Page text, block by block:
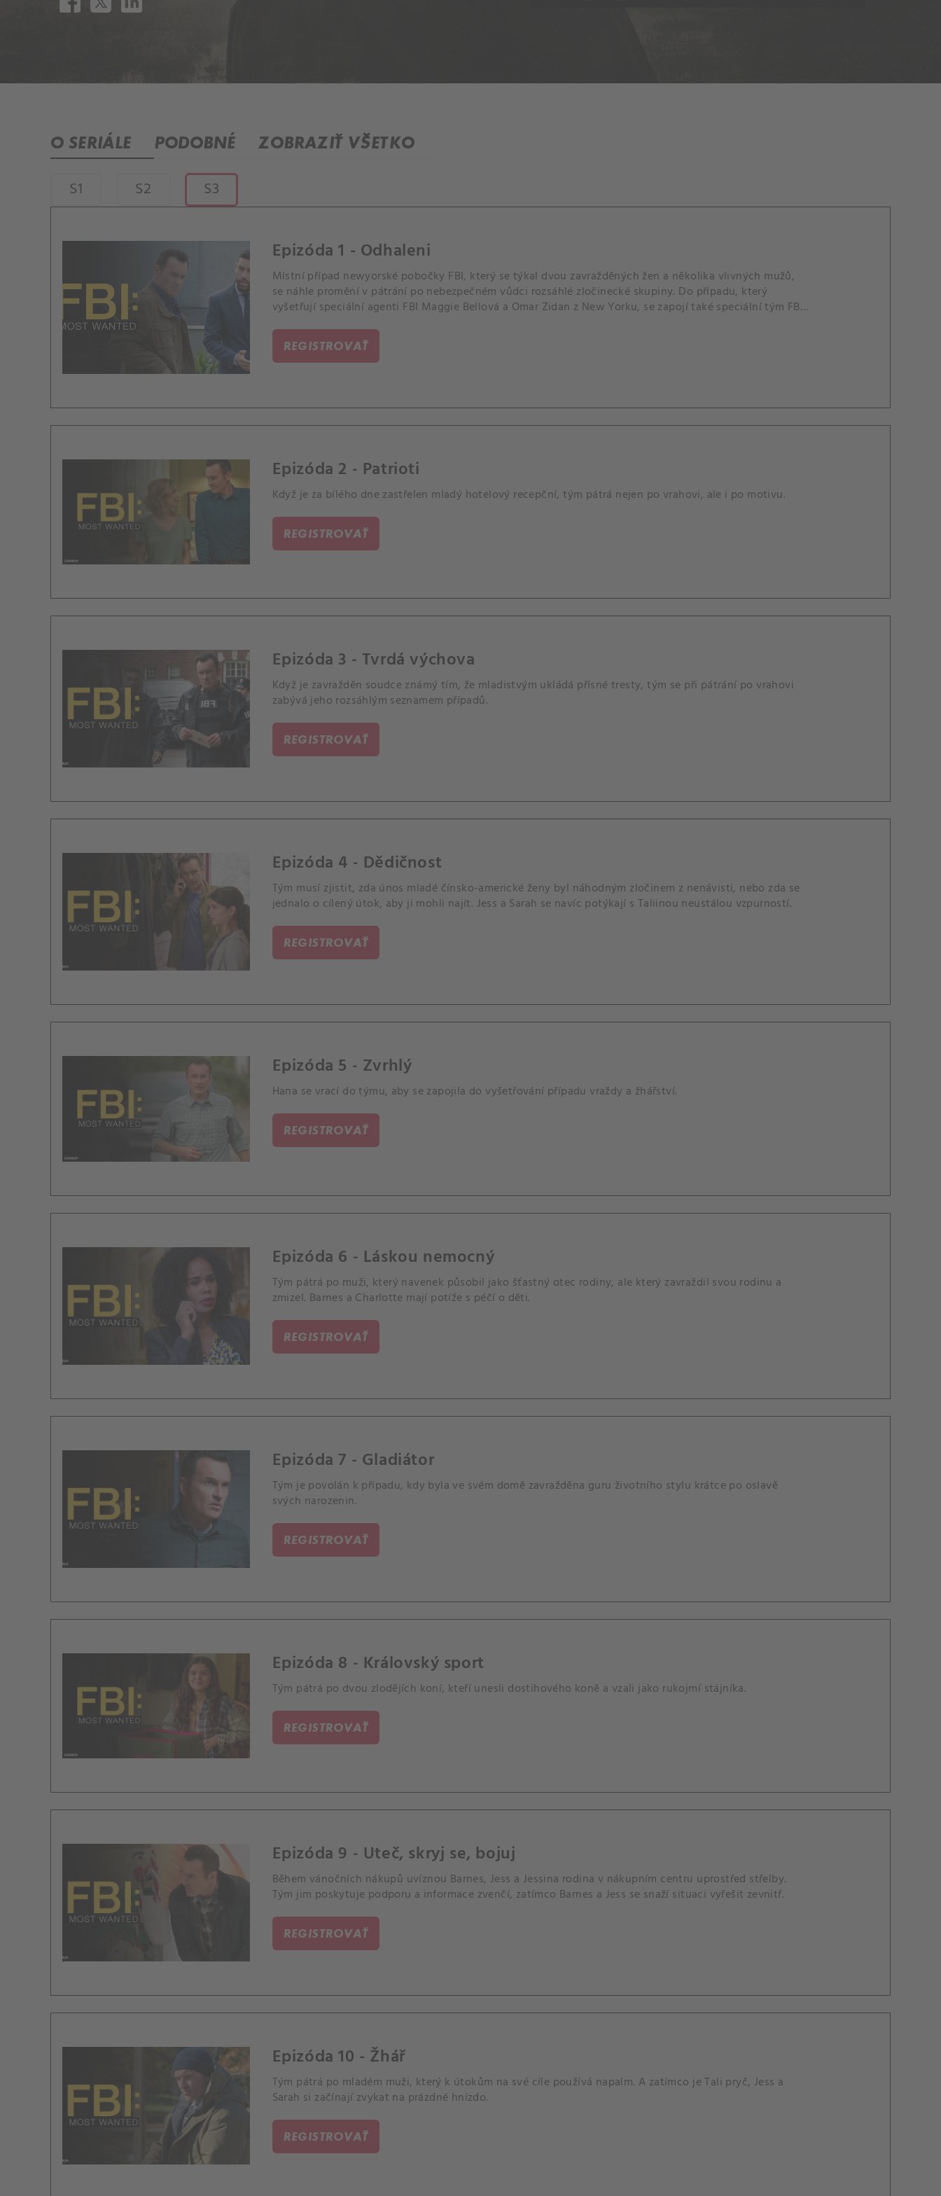
O SERIÁLE PODOBNÉ ZOBRAZIŤ VŠETKO
S1 S2 S3
Epizóda 1 - Odhaleni
Místní případ newyorské pobočky FBI, který se týkal dvou zavražděných žen a několika vlivných mužů,
se náhle promění v pátrání po nebezpečném vůdci rozsáhlé zločinecké skupiny. Do případu, který
vyšetřují speciální agenti FBI Maggie Bellová a Omar Zidan z New Yorku, se zapojí také speciální tým FBI
REGISTROVAŤ
Epizóda 2 - Patrioti
Když je za bílého dne zastřelen mladý hotelový recepční, tým pátrá nejen po vrahovi, ale i po motivu.
REGISTROVAŤ
Epizóda 3 - Tvrdá výchova
Když je zavražděn soudce známý tím, že mladistvým ukládá přísné tresty, tým se při pátrání po vrahovi
zabývá jeho rozsáhlým seznamem případů.
REGISTROVAŤ
Epizóda 4 - Dědičnost
Tým musí zjistit, zda únos mladé čínsko-americké ženy byl náhodným zločinem z nenávisti, nebo zda se
jednalo o cílený útok, aby ji mohli najít. Jess a Sarah se navíc potýkají s Taliinou neustálou vzpurností.
REGISTROVAŤ
Epizóda 5 - Zvrhlý
Hana se vrací do týmu, aby se zapojila do vyšetřování případu vraždy a žhářství.
REGISTROVAŤ
Epizóda 6 - Láskou nemocný
Tým pátrá po muži, který navenek působil jako šťastný otec rodiny, ale který zavraždil svou rodinu a
zmizel. Barnes a Charlotte mají potíže s péčí o děti.
REGISTROVAŤ
Epizóda 7 - Gladiátor
Tým je povolán k případu, kdy byla ve svém domě zavražděna guru životního stylu krátce po oslavě
svých narozenin.
REGISTROVAŤ
Epizóda 8 - Královský sport
Tým pátrá po dvou zlodějích koní, kteří unesli dostihového koně a vzali jako rukojmí stájníka.
REGISTROVAŤ
Epizóda 9 - Uteč, skryj se, bojuj
Během vánočních nákupů uvíznou Barnes, Jess a Jessina rodina v nákupním centru uprostřed střelby.
Tým jim poskytuje podporu a informace zvenčí, zatímco Barnes a Jess se snaží situaci vyřešit zevnitř.
REGISTROVAŤ
Epizóda 10 - Žhář
Tým pátrá po mladém muži, který k útokům na své cíle používá napalm. A zatímco je Tali pryč, Jess a
Sarah si začínají zvykat na prázdné hnízdo.
REGISTROVAŤ